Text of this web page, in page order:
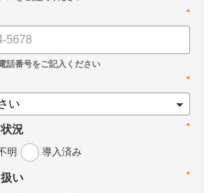
*
*
*
況
明 導入済み
*
い